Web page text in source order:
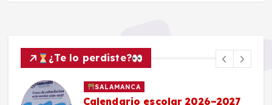
¿Te lo perdiste?
SALAMANCA
Calendario escolar 2026–2027